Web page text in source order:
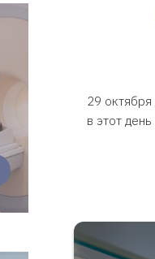
29 октября
в этот